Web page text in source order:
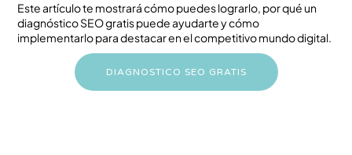
Este artículo te mostrará cómo puedes lograrlo, por qué un
diagnóstico SEO gratis puede ayudarte y cómo
implementarlo para destacar en el competitivo mundo digital.
DIAGNOSTICO SEO GRATIS